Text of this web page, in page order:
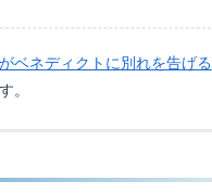
ベネディクトに別れを告げる
。